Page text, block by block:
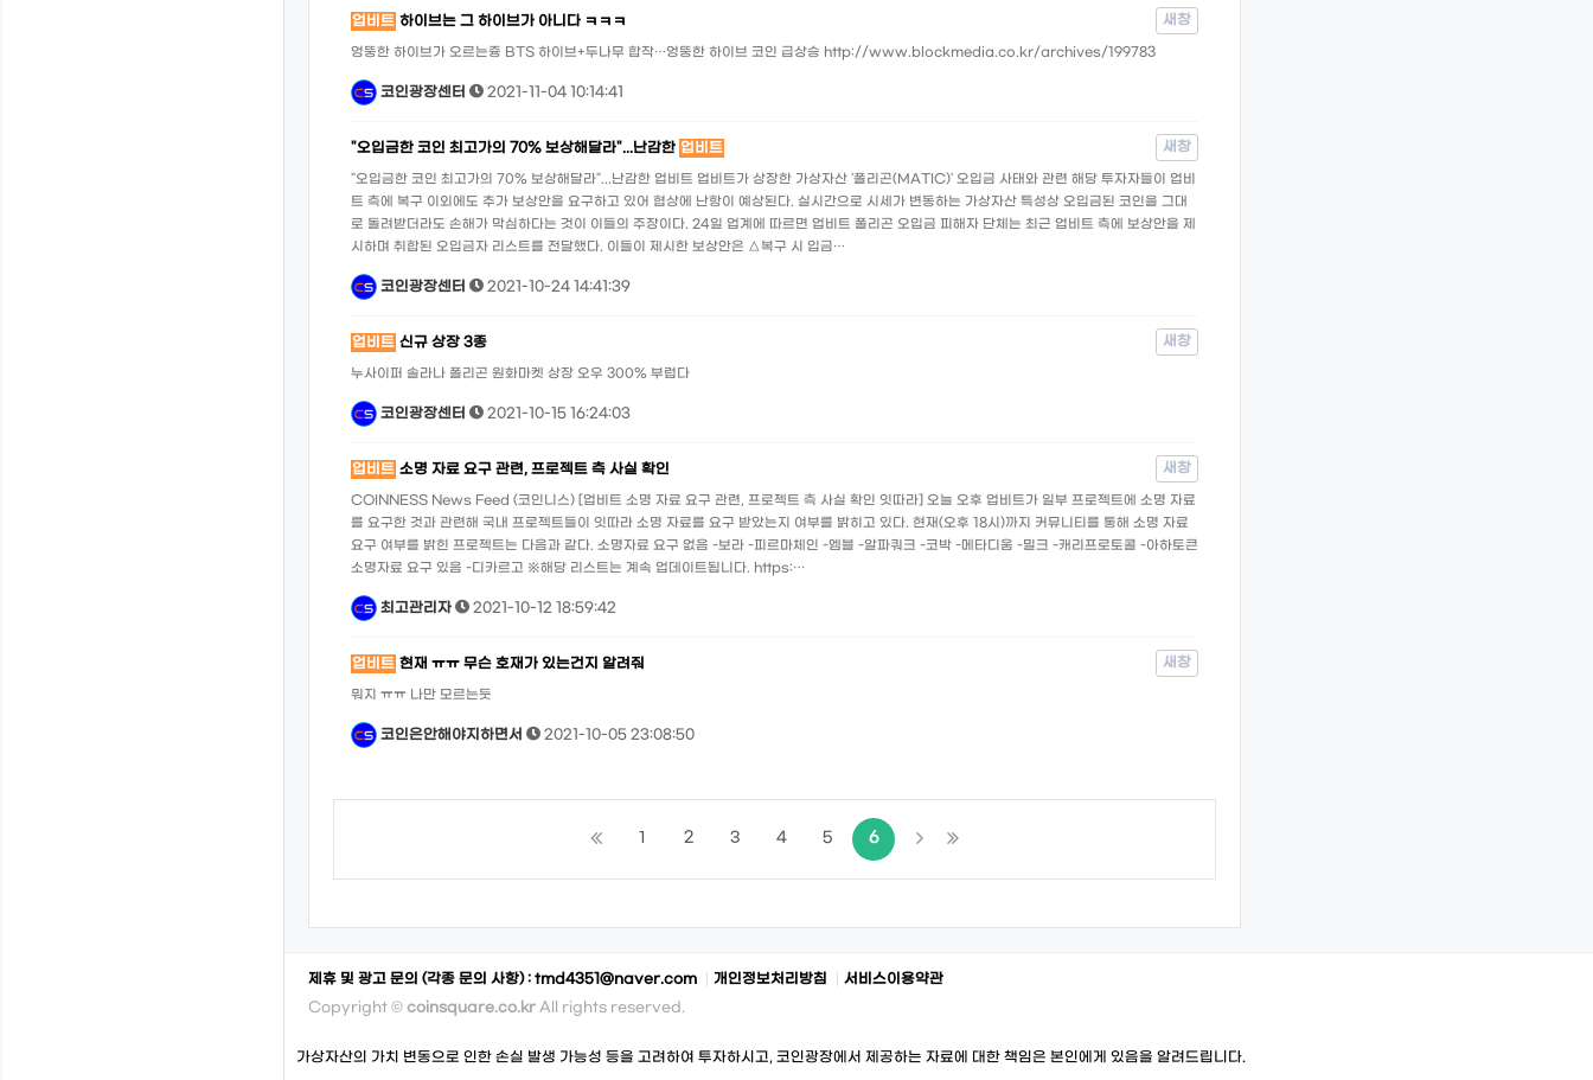
업비트 하이브는 그 하이브가 아니다 ㅋㅋㅋ 새창
엉뚱한 하이브가 오르는즁 BTS 하이브+두나무 합작…엉뚱한 하이브 코인 급상승 http://www.blockmedia.co.kr/archives/199783
코인광장센터 2021-11-04 10:14:41
"오입금한 코인 최고가의 70% 보상해달라"...난감한 업비트 새창
"오입금한 코인 최고가의 70% 보상해달라"...난감한 업비트 업비트가 상장한 가상자산 '폴리곤(MATIC)' 오입금 사태와 관련 해당 투자자들이 업비
트 측에 복구 이외에도 추가 보상안을 요구하고 있어 협상에 난항이 예상된다. 실시간으로 시세가 변동하는 가상자산 특성상 오입금된 코인을 그대
로 돌려받더라도 손해가 막심하다는 것이 이들의 주장이다. 24일 업계에 따르면 업비트 폴리곤 오입금 피해자 단체는 최근 업비트 측에 보상안을 제
시하며 취합된 오입금자 리스트를 전달했다. 이들이 제시한 보상안은 △복구 시 입금…
코인광장센터 2021-10-24 14:41:39
업비트 신규 상장 3종 새창
누사이퍼 솔라나 폴리곤 원화마켓 상장 오우 300% 부럽다
코인광장센터 2021-10-15 16:24:03
업비트 소명 자료 요구 관련, 프로젝트 측 사실 확인 새창
COINNESS News Feed (코인니스) [업비트 소명 자료 요구 관련, 프로젝트 측 사실 확인 잇따라] 오늘 오후 업비트가 일부 프로젝트에 소명 자료
를 요구한 것과 관련해 국내 프로젝트들이 잇따라 소명 자료를 요구 받았는지 여부를 밝히고 있다. 현재(오후 18시)까지 커뮤니티를 통해 소명 자료
요구 여부를 밝힌 프로젝트는 다음과 같다. 소명자료 요구 없음 -보라 -피르마체인 -엠블 -알파쿼크 -코박 -메타디움 -밀크 -캐리프로토콜 -아하토큰
소명자료 요구 있음 -디카르고 ※해당 리스트는 계속 업데이트됩니다. https:…
최고관리자 2021-10-12 18:59:42
업비트 현재 ㅠㅠ 무슨 호재가 있는건지 알려줘 새창
뭐지 ㅠㅠ 나만 모르는둣
코인은안해야지하면서 2021-10-05 23:08:50
1 2 3 4 5 6
제휴 및 광고 문의 (각종 문의 사항) : tmd4351@naver.com 개인정보처리방침
서비스이용약관
Copyright © coinsquare.co.kr All rights reserved.
가상자산의 가치 변동으로 인한 손실 발생 가능성 등을 고려하여 투자하시고, 코인광장에서 제공하는 자료에 대한 책임은 본인에게 있음을 알려드립니다.